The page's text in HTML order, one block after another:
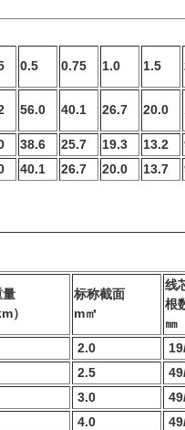
0.5 0.75 1.0 1.5
56.0 40.1 26.7 20.0
38.6 25.7 19.3 13.2
40.1 26.7 20.0 13.7
量
）
标称截面
m㎡
线
根
㎜
2.0
2.5
3.0
4.0